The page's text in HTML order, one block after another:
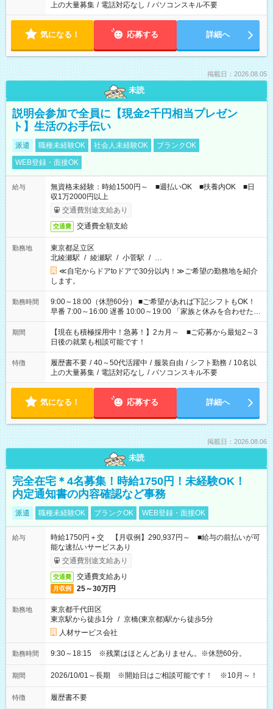
上の大量募集 / 電話対応なし / パソコンスキル不要
気になる！ 応募する 詳細へ
掲載日：2026.08.05
未読
説明会参加で全員に【現金2千円相当プレゼン
ト】生活のお手伝い
派遣 職種未経験OK 社会人未経験OK
ブランクOK
WEB登録・面接OK
給与
無資格未経験：時給1500円～ ■週払いOK ■扶養内OK ■日
収1万2000円以上
交通費別途支給あり
交通費 交通費全額支給
勤務地
東京都足立区
北綾瀬駅 / 綾瀬駅 / 小菅駅 / …
≪自宅からドアtoドアで30分以内！≫ご希望の勤務地を紹介
します。
勤務時間
9:00～18:00（休憩60分） ■ご希望があれば下記シフトもOK！
早番 7:00～16:00 遅番 10:00～19:00 「家族と休みを合わせた
い」 「余裕を持って夕飯の準備がしたい」 「できれば残業はし
たくない」 など、ご希望を教えてくださいね。 ※Wワーク希望
の方へ 今ご覧のお仕事で希望する勤務時間と、もう1つのお仕事
の勤務時間。 合計で週40時間を超える場合は応募できません。
期間
【現在も積極採用中！急募！】2カ月～ ■ご応募から最短2～3
日後の就業も相談可能です！
特徴 履歴書不要 / 40～50代活躍中 / 服装自由 / シフト勤務 / 10名以
上の大量募集 / 電話対応なし / パソコンスキル不要
気になる！ 応募する 詳細へ
掲載日：2026.08.06
未読
完全在宅＊4名募集！時給1750円！未経験OK！
内定通知書の内容確認など事務
派遣 職種未経験OK ブランクOK WEB登録・面接OK
給与
時給1750円＋交 【月収例】290,937円～ ■給与の前払いが可
能な速払いサービスあり
交通費別途支給あり
交通費 交通費支給あり
月収例 25～30万円
勤務地
東京都千代田区
東京駅から徒歩1分 / 京橋(東京都)駅から徒歩5分
人材サービス会社
勤務時間 9:30～18:15 ※残業はほとんどありません。※休憩60分。
期間 2026/10/01～長期 ※開始日はご相談可能です！ ※10月～！
特徴 履歴書不要